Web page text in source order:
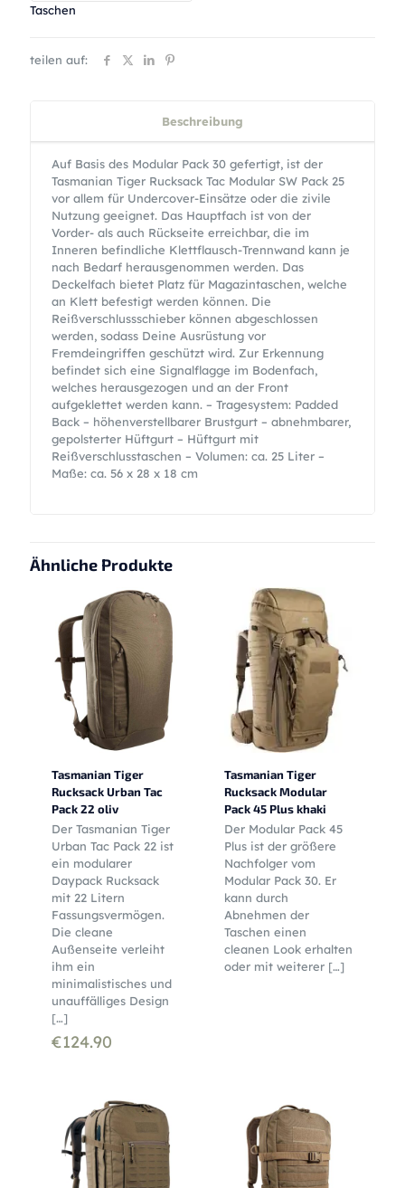
Taschen
teilen auf:
Beschreibung
Auf Basis des Modular Pack 30 gefertigt, ist der
Tasmanian Tiger Rucksack Tac Modular SW Pack 25
vor allem für Undercover-Einsätze oder die zivile
Nutzung geeignet. Das Hauptfach ist von der
Vorder- als auch Rückseite erreichbar, die im
Inneren befindliche Klettflausch-Trennwand kann je
nach Bedarf herausgenommen werden. Das
Deckelfach bietet Platz für Magazintaschen, welche
an Klett befestigt werden können. Die
Reißverschlussschieber können abgeschlossen
werden, sodass Deine Ausrüstung vor
Fremdeingriffen geschützt wird. Zur Erkennung
befindet sich eine Signalflagge im Bodenfach,
welches herausgezogen und an der Front
aufgeklettet werden kann. – Tragesystem: Padded
Back – höhenverstellbarer Brustgurt – abnehmbarer,
gepolsterter Hüftgurt – Hüftgurt mit
Reißverschlusstaschen – Volumen: ca. 25 Liter –
Maße: ca. 56 x 28 x 18 cm
Ähnliche Produkte
Tasmanian Tiger
Rucksack Urban Tac
Pack 22 oliv
Der Tasmanian Tiger
Urban Tac Pack 22 ist
ein modularer
Daypack Rucksack
mit 22 Litern
Fassungsvermögen.
Die cleane
Außenseite verleiht
ihm ein
minimalistisches und
unauffälliges Design
[…]
€124.90
Tasmanian Tiger
Rucksack Modular
Pack 45 Plus khaki
Der Modular Pack 45
Plus ist der größere
Nachfolger vom
Modular Pack 30. Er
kann durch
Abnehmen der
Taschen einen
cleanen Look erhalten
oder mit weiterer[…]